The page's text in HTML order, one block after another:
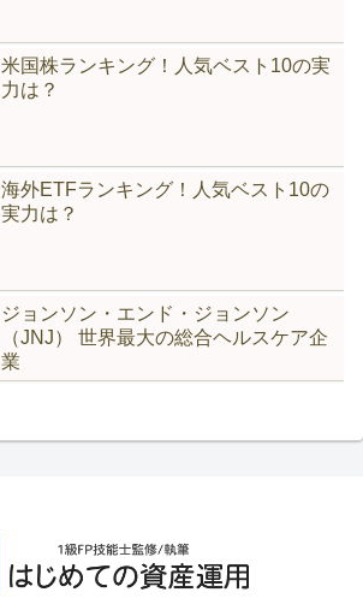
米国株ランキング！人気ベスト10の実
力は？
海外ETFランキング！人気ベスト10の
実力は？
ジョンソン・エンド・ジョンソン
（JNJ） 世界最大の総合ヘルスケア企
業